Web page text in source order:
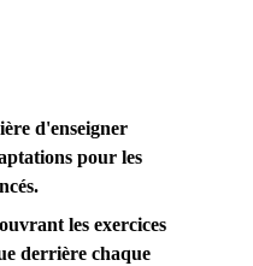
d'enseigner
pour les
les exercices
derrière chaque